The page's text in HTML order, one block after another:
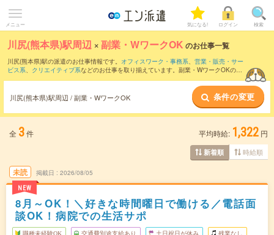
メニュー 気になる! ログイン 検索
川尻(熊本県)駅周辺 ×副業・WワークOK のお仕事一覧
川尻(熊本県)駅の派遣のお仕事情報です。 オフィスワーク・事務系、 営業・販売・サー
ビス系、 クリエイティブ系などのお仕事を取り揃えています。副業・WワークOKの条
川尻(熊本県)駅周辺 / 副業・WワークOK 条件の変更
全 3件 平均時給: 1,322 円
新着順 時給順
未読
NEW
掲載日 2026/08/05
8月～OK！＼好きな時間曜日で働ける／電話面
談OK！病院での生活サポ
職種未経験OK 交通費別途支給あり 土日祝日が休み 残業なし